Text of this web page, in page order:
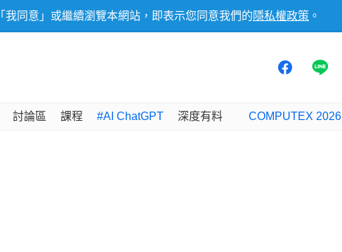
同意」或繼續瀏覽本網站，即表示您同意我們的 隱私權政策 。
討論區 課程 #AI ChatGPT 深度有料 COMPUTEX 2026